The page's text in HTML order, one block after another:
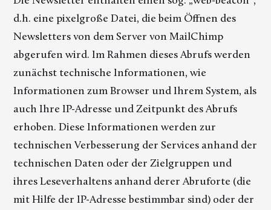
d.h. eine pixelgroße Datei, die beim Öffnen des
Newsletters von dem Server von MailChimp
abgerufen wird. Im Rahmen dieses Abrufs werden
zunächst technische Informationen, wie
Informationen zum Browser und Ihrem System, als
auch Ihre IP-Adresse und Zeitpunkt des Abrufs
erhoben. Diese Informationen werden zur
technischen Verbesserung der Services anhand der
technischen Daten oder der Zielgruppen und
ihres Leseverhaltens anhand derer Abruforte (die
mit Hilfe der IP-Adresse bestimmbar sind) oder der